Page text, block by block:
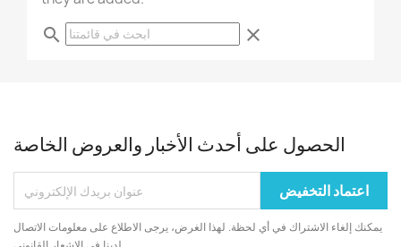
search clear
الحصول على أحدث الأخبار والعروض الخاصة
يمكنك إلغاء الاشتراك في أي لحظة. لهذا الغرض، يرجى الاطلاع على معلومات الاتصال